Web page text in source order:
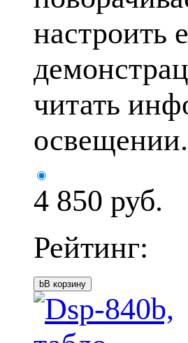
настроить
читать
освещении.
4 850 руб.
Рейтинг:
bВ корзину